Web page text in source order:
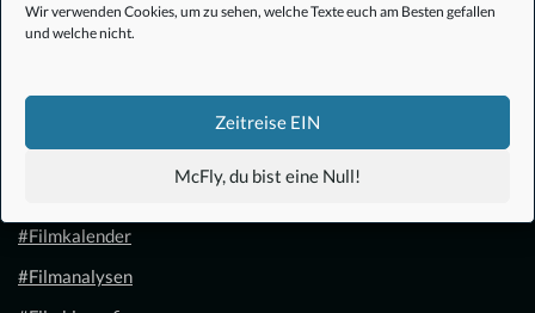
Wir verwenden Cookies, um zu sehen, welche Texte euch am Besten gefallen
und welche nicht.
Zeitreise EIN
McFly, du bist eine Null!
#Anime
#Filmkalender
#Filmanalysen